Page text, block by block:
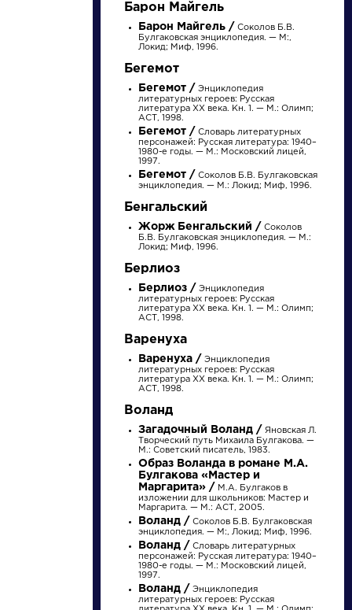
писатели
произведения
персонажи
словарь
Найти
Литература. 8
класс: Учебная
хрестоматия для
школ и_классов с
Произведения
Пушкин Александр
Сергеевич »
Барон Майгель
Барон Майгель / Соколов Б.В.
Булгаковская энциклопедия. — М:,
Локид; Миф, 1996.
Бегемот
Бегемот / Энциклопедия
литературных героев: Русская
литература XX века. Кн. 1. — М.: Олимп;
АСТ, 1998.
Бегемот / Словарь литературных
персонажей: Русская литература: 1940–
1980-е годы. — М.: Московский лицей,
1997.
Бегемот / Соколов Б.В. Булгаковская
энциклопедия. — М.: Локид; Миф, 1996.
Бенгальский
Жорж Бенгальский / Соколов
Б.В. Булгаковская энциклопедия. — М.:
Локид; Миф, 1996.
Берлиоз
Берлиоз / Энциклопедия
литературных героев: Русская
литература XX века. Кн. 1. — М.: Олимп;
АСТ, 1998.
Варенуха
Варенуха / Энциклопедия
литературных героев: Русская
литература XX века. Кн. 1. — М.: Олимп;
АСТ, 1998.
Воланд
Загадочный Воланд / Яновская Л.
Творческий путь Михаила Булгакова. —
М.: Советский писатель, 1983.
Образ Воланда в романе М.А.
Булгакова «Мастер и
Маргарита» / М.А. Булгаков в
изложении для школьников: Мастер и
Маргарита. — М.: АСТ, 2005.
Воланд / Соколов Б.В. Булгаковская
энциклопедия. — М:, Локид; Миф, 1996.
Воланд / Словарь литературных
персонажей: Русская литература: 1940–
1980-е годы. — М.: Московский лицей,
1997.
Воланд / Энциклопедия
литературных героев: Русская